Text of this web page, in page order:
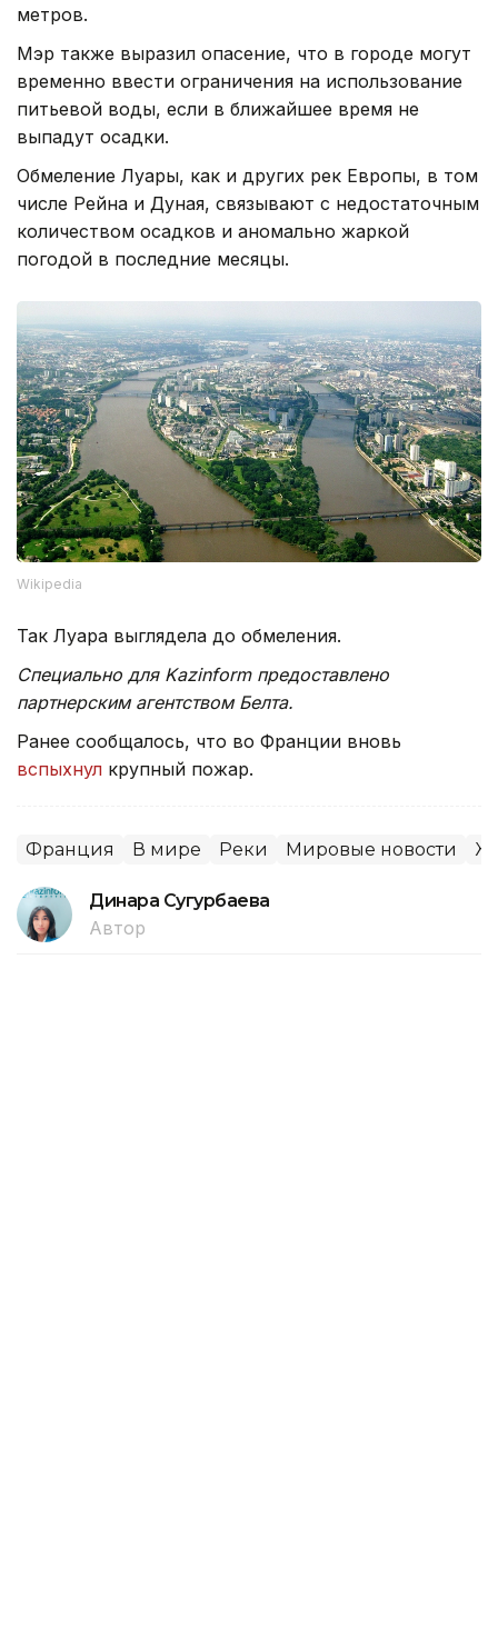
метров.
Мэр также выразил опасение, что в городе могут
временно ввести ограничения на использование
питьевой воды, если в ближайшее время не
выпадут осадки.
Обмеление Луары, как и других рек Европы, в том
числе Рейна и Дуная, связывают с недостаточным
количеством осадков и аномально жаркой
погодой в последние месяцы.
Wikipedia
Так Луара выглядела до обмеления.
Специально для Kazinform предоставлено
партнерским агентством Белта.
Ранее сообщалось, что во Франции вновь
вспыхнул крупный пожар.
Франция В мире Реки Мировые новости
Динара Сугурбаева
Автор